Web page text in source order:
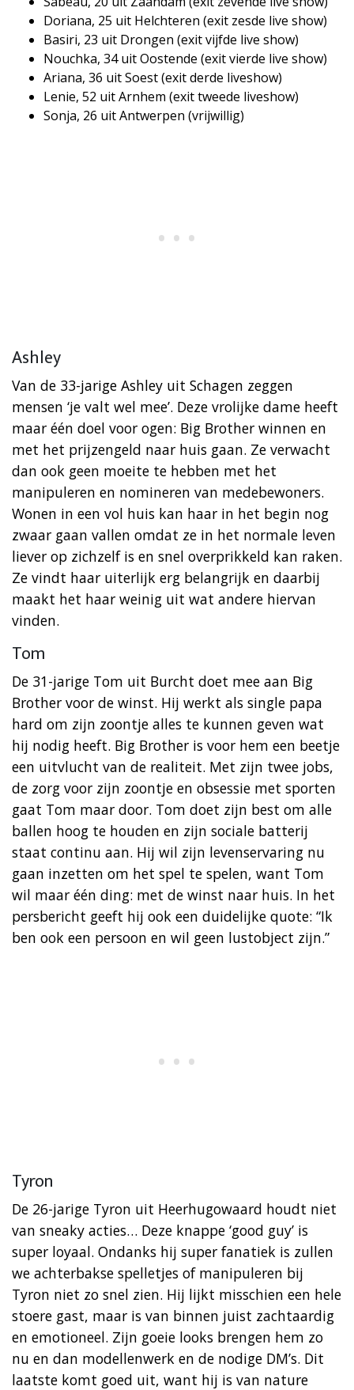
Doriana, 25 uit Helchteren (exit zesde live show)
Basiri, 23 uit Drongen (exit vijfde live show)
Nouchka, 34 uit Oostende (exit vierde live show)
Ariana, 36 uit Soest (exit derde liveshow)
Lenie, 52 uit Arnhem (exit tweede liveshow)
Sonja, 26 uit Antwerpen (vrijwillig)
Ashley
Van de 33-jarige Ashley uit Schagen zeggen
mensen ‘je valt wel mee’. Deze vrolijke dame heeft
maar één doel voor ogen: Big Brother winnen en
met het prijzengeld naar huis gaan. Ze verwacht
dan ook geen moeite te hebben met het
manipuleren en nomineren van medebewoners.
Wonen in een vol huis kan haar in het begin nog
zwaar gaan vallen omdat ze in het normale leven
liever op zichzelf is en snel overprikkeld kan raken.
Ze vindt haar uiterlijk erg belangrijk en daarbij
maakt het haar weinig uit wat andere hiervan
vinden.
Tom
De 31-jarige Tom uit Burcht doet mee aan Big
Brother voor de winst. Hij werkt als single papa
hard om zijn zoontje alles te kunnen geven wat
hij nodig heeft. Big Brother is voor hem een beetje
een uitvlucht van de realiteit. Met zijn twee jobs,
de zorg voor zijn zoontje en obsessie met sporten
gaat Tom maar door. Tom doet zijn best om alle
ballen hoog te houden en zijn sociale batterij
staat continu aan. Hij wil zijn levenservaring nu
gaan inzetten om het spel te spelen, want Tom
wil maar één ding: met de winst naar huis. In het
persbericht geeft hij ook een duidelijke quote: “Ik
ben ook een persoon en wil geen lustobject zijn.”
Tyron
De 26-jarige Tyron uit Heerhugowaard houdt niet
van sneaky acties… Deze knappe ‘good guy’ is
super loyaal. Ondanks hij super fanatiek is zullen
we achterbakse spelletjes of manipuleren bij
Tyron niet zo snel zien. Hij lijkt misschien een hele
stoere gast, maar is van binnen juist zachtaardig
en emotioneel. Zijn goeie looks brengen hem zo
nu en dan modellenwerk en de nodige DM’s. Dit
laatste komt goed uit, want hij is van nature